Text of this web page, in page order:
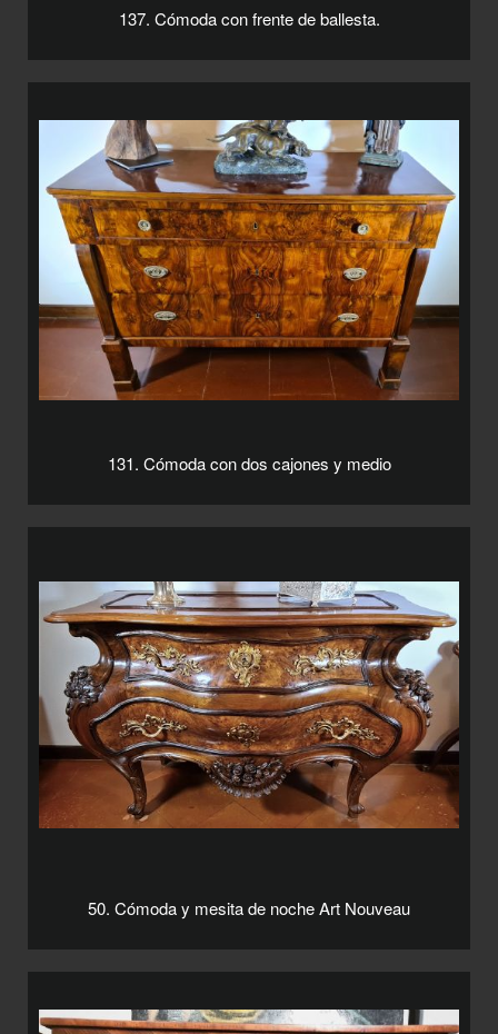
137. Cómoda con frente de ballesta.
131. Cómoda con dos cajones y medio
50. Cómoda y mesita de noche Art Nouveau